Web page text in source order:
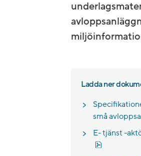
Ladda ner
små
E- tjänst -